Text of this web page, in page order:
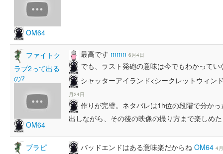
OM64
ファイトク
ラブ2って出る
の?
OM64
最高です mmn 6月4日
でも、ラスト発砲の意味は今でもわかって
シャッターアイランド<シークレットウィン
月24日
作りが完璧。ネタバレは1h位の段階で分か
出しながら、その後の映像の撮り方まで楽しめ
ブラピ バッドエンドはある意味楽だからね OM64 4